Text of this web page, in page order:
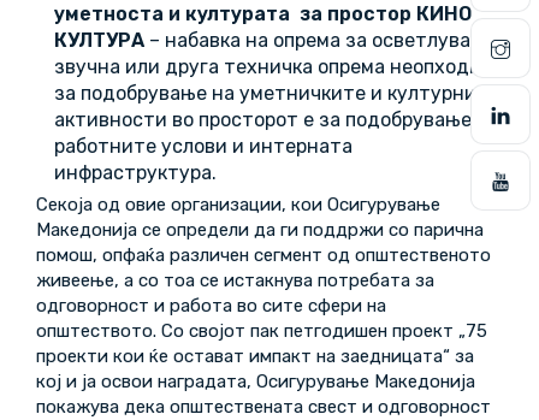
уметноста и културата за простор КИНО
КУЛТУРА – набавка на опрема за осветлување,
звучна или друга техничка опрема неопходна
за подобрување на уметничките и културни
активности во просторот е за подобрување на
работните услови и интерната
инфраструктура.
Секоја од овие организации, кои Осигурување
Македонија се определи да ги поддржи со парична
помош, опфаќа различен сегмент од општественото
живеење, а со тоа се истакнува потребата за
одговорност и работа во сите сфери на
општеството. Со својот пак петгодишен проект „75
проекти кои ќе остават импакт на заедницата“ за
кој и ја освои наградата, Осигурување Македонија
покажува дека општествената свест и одговорност